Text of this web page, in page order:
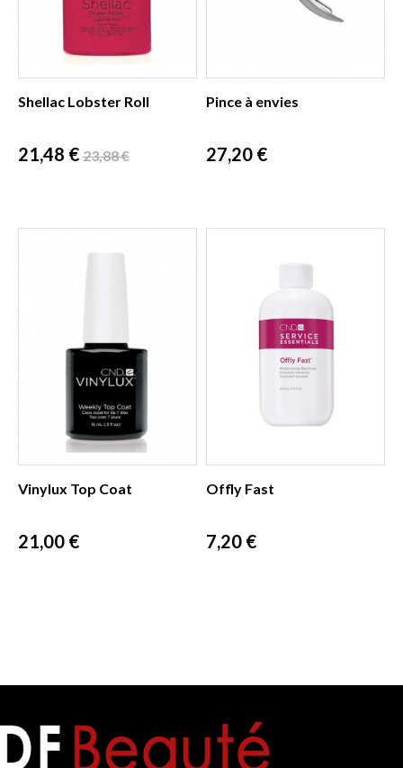
Shellac Lobster Roll
Prix
21,48 €Prix
23,88 €
Pince à envies
Prix
27,20 €
Vinylux Top Coat
Prix
21,00 €
Offly Fast
Prix
7,20 €